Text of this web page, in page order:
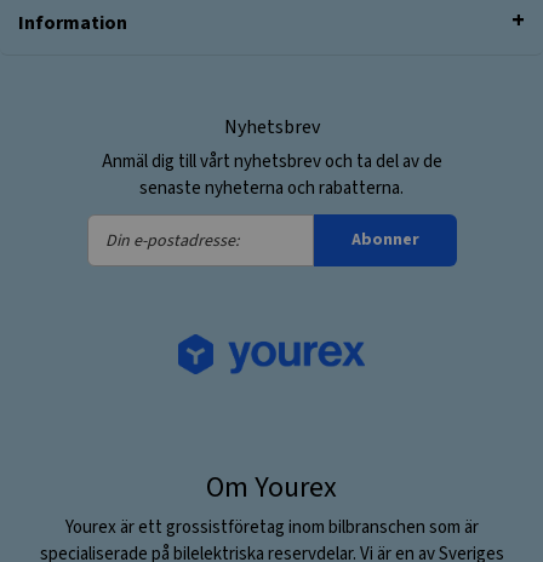
Information
Nyhetsbrev
Anmäl dig till vårt nyhetsbrev och ta del av de
senaste nyheterna och rabatterna.
Din
e-
Abonner
Om Yourex
Yourex är ett grossistföretag inom bilbranschen som är
specialiserade på bilelektriska reservdelar. Vi är en av Sveriges